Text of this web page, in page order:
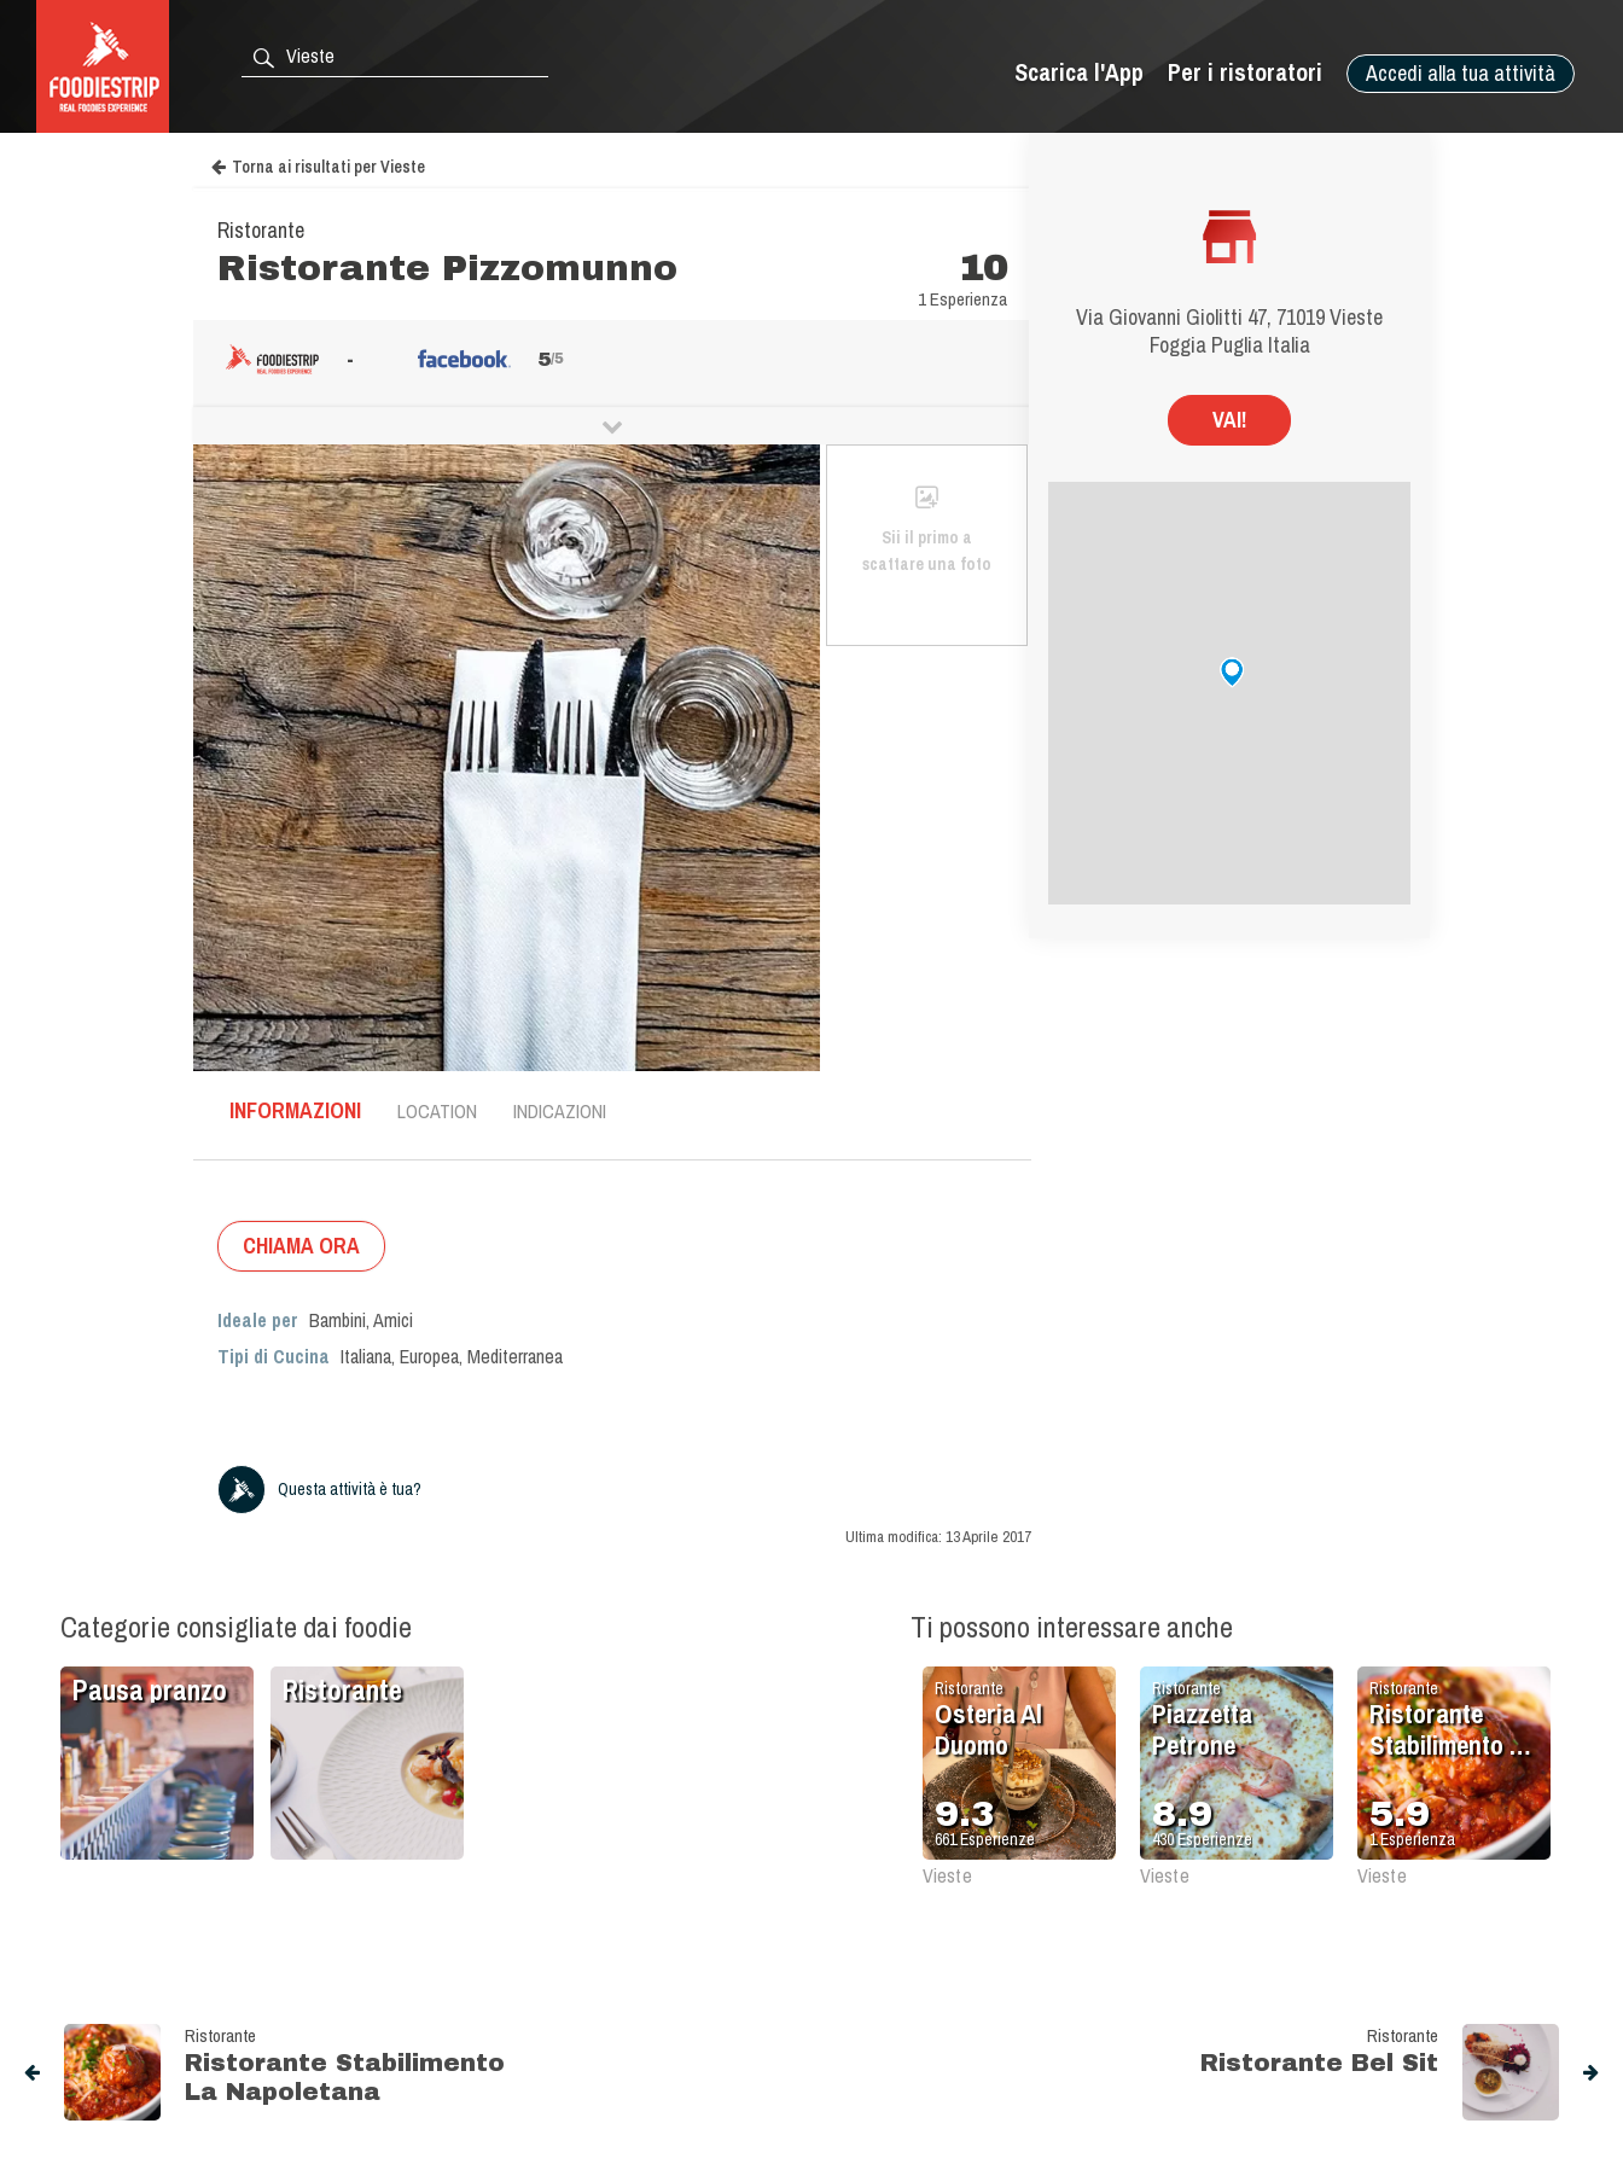
Accedi alla tua attività
Per i ristoratori
Scarica l'App
Via Giovanni Giolitti 47, 71019 Vieste
Foggia Puglia Italia
VAI!
Torna ai risultati per Vieste
Ristorante
Ristorante Pizzomunno 10
1 Esperienza
- 5/5
Sii il primo a
scattare una foto
INFORMAZIONI LOCATION INDICAZIONI
CHIAMA ORA
Ideale per Bambini,Amici
Tipi di Cucina Italiana, Europea, Mediterranea
Questa attività è tua?
Ultima modifica: 13 Aprile 2017
Categorie consigliate dai foodie
Pausa pranzo Ristorante
Ti possono interessare anche
Ristorante
Ristorante
Stabilimento La
Napoletana
5.9
1Esperienza
Vieste
Ristorante
Piazzetta
Petrone
8.9
430Esperienze
Vieste
Ristorante
Osteria Al
Duomo
9.3
661Esperienze
Vieste
Ristorante
Ristorante Stabilimento
La Napoletana
Ristorante
Ristorante Bel Sit